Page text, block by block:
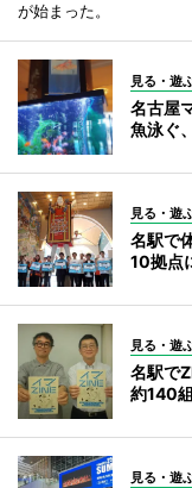
が始まった。
見る・遊
名古屋
魚泳ぐ
見る・遊
名駅で
10拠点
見る・遊
名駅で
約140組
見る・遊